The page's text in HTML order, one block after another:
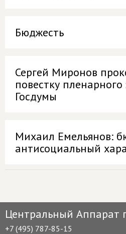
Бюджесть
Сергей Миронов
повестку пленарного
Госдумы
Михаил Емельянов:
антисоциальный
Центральный Аппарат
+7 (495) 787-85-15